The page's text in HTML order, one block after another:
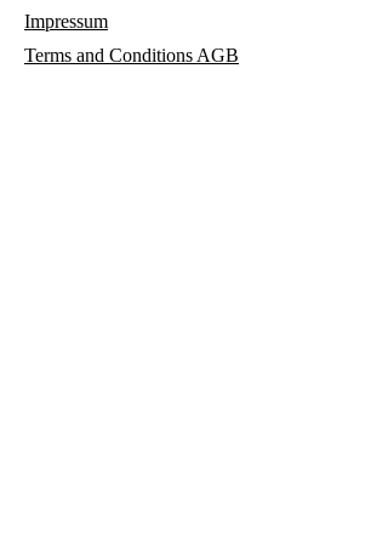
Impressum
Terms and Conditions AGB